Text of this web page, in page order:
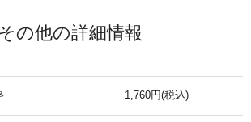
その他の詳細情報
1,760円(税込)